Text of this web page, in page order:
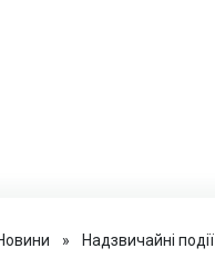
» Надзвичайні події